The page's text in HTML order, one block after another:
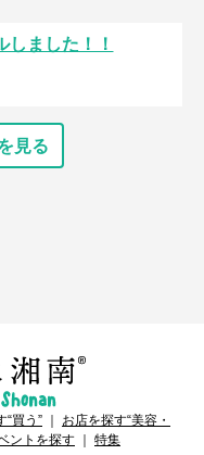
しました！！
見る
“買う” ｜ お店を探す“美容・
ントを探す ｜ 特集